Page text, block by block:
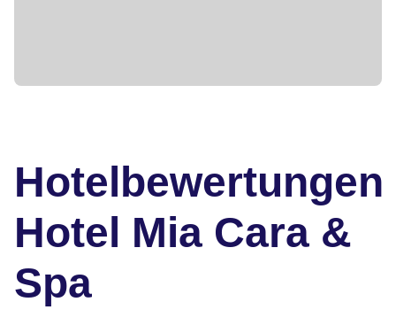
Hotelbewertungen
Hotel Mia Cara &
Spa